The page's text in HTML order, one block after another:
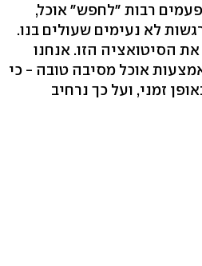
פעמים רבות "לחפש" אוכל,
לא נעימים שעולים בנו.
הסיטואציה הזו. אנחנו
אוכל מסיבה טובה - כי
זמני, ועל כך נרחיב